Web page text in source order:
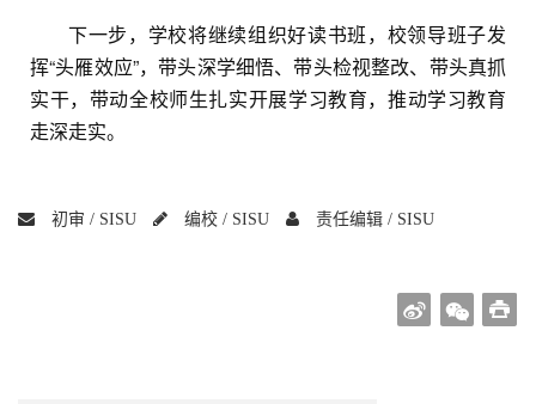
下一步，学校将继续组织好读书班，校领导班子发
挥“头雁效应”，带头深学细悟、带头检视整改、带头真抓
实干，带动全校师生扎实开展学习教育，推动学习教育
走深走实。
初审 / SISU 编校 / SISU 责任编辑 / SISU